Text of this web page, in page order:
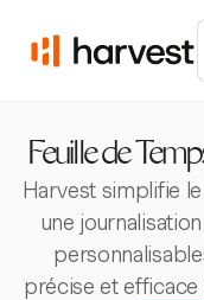
Feuille de
Harvest simplifie
une
précise et